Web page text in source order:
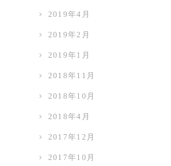
2019年4月
2019年2月
2019年1月
2018年11月
2018年10月
2018年4月
2017年12月
2017年10月